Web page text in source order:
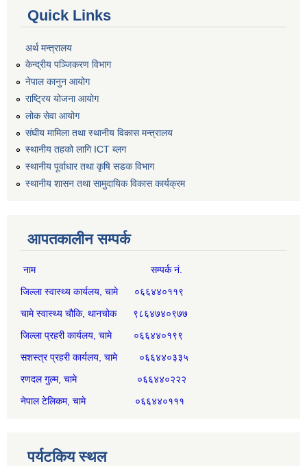
Quick Links
अर्थ मन्त्रालय
केन्द्रीय पञ्जिकरण विभाग
नेपाल कानुन आयोग
राष्ट्रिय योजना आयोग
लोक सेवा आयोग
संघीय मामिला तथा स्थानीय विकास मन्त्रालय
स्थानीय तहको लागि ICT ब्लग
स्थानीय पूर्वाधार तथा कृषि सडक विभाग
स्थानीय शासन तथा सामुदायिक विकास कार्यक्रम
आपतकालीन सम्पर्क
नाम सम्पर्क नं.
जिल्ला स्वास्थ्य कार्यलय, चामे ०६६४४०११९
चामे स्वास्थ्य चौकि, थानचोक ९८६४७४०९७७
जिल्ला प्रहरी कार्यलय, चामे ०६६४४०१९९
सशस्त्र प्रहरी कार्यलय, चामे ०६६४४०३३५
रणदल गुल्म, चामे ०६६४४०२२२
नेपाल टेलिकम, चामे ०६६४४०१११
पर्यटकिय स्थल